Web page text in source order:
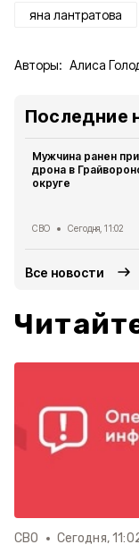
яна лантратова
Авторы: Алиса
Последние
Мужчина ранен
дрона в
округе
СВО Сегодня, 11:02
Все новости
СВО Сегодня,